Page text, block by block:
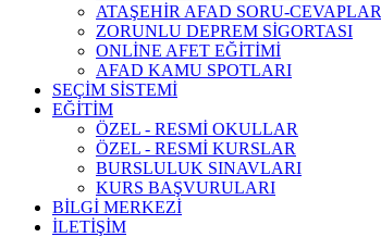
ATAŞEHİR AFAD SORU-CEVAPLAR
ZORUNLU DEPREM SİGORTASI
ONLİNE AFET EĞİTİMİ
AFAD KAMU SPOTLARI
SEÇİM SİSTEMİ
EĞİTİM
ÖZEL - RESMİ OKULLAR
ÖZEL - RESMİ KURSLAR
BURSLULUK SINAVLARI
KURS BAŞVURULARI
BİLGİ MERKEZİ
İLETİŞİM